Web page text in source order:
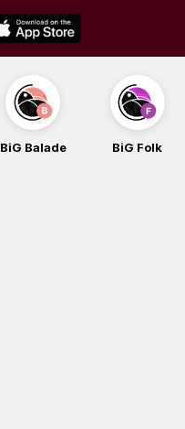
BiG Balade BiG Folk